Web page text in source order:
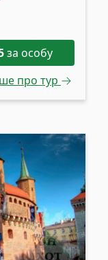
за особу
про тур